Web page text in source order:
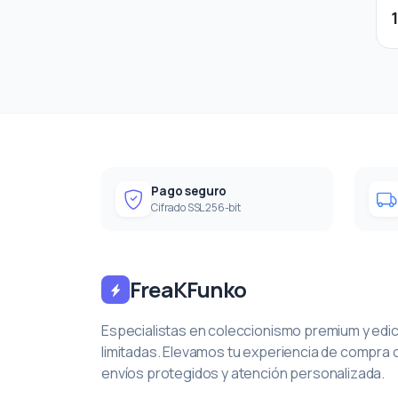
Pago seguro
Cifrado SSL 256-bit
FreaKFunko
Especialistas en coleccionismo premium y
limitadas. Elevamos tu experiencia de compra
envíos protegidos y atención personalizada.